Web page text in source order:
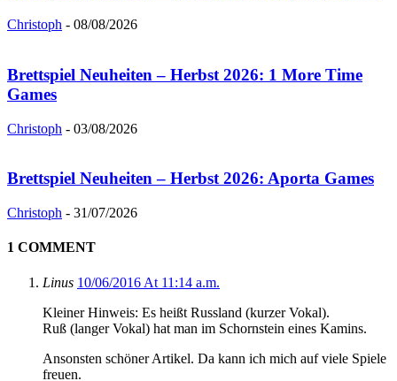
Christoph - 08/08/2026
Brettspiel Neuheiten – Herbst 2026: 1 More Time
Games
Christoph - 03/08/2026
Brettspiel Neuheiten – Herbst 2026: Aporta Games
Christoph - 31/07/2026
1 COMMENT
Linus 10/06/2016 At 11:14 a.m.
Kleiner Hinweis: Es heißt Russland (kurzer Vokal).
Ruß (langer Vokal) hat man im Schornstein eines Kamins.
Ansonsten schöner Artikel. Da kann ich mich auf viele Spiele
freuen.